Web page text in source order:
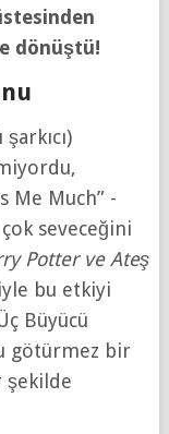
dönüştü!
Me Much” -
seveceğini
Potter ve Ateş
bu etkiyi
Büyücü
götürmez bir
şekilde